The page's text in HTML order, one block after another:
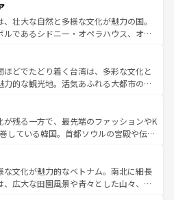
ズでは、音楽と美食が融合した独特の
はアメリカの各地域で異なる魅力を楽
多様性と豊かな歴史を感じることができ
だ。 なお、新着のアメリカ
一覧を参照してほしい。
。また、定番の観光地といえばオアフ
を求めるならマウイ島やカウアイ島が
ルドグリーンに輝く海をはじめ、豊かな
で訪れる人々を迎えてくれるハワイの
ーカルフードやハワイアンミュージッ
ダンスなど、すべてがハワイの魅力を彩
なお、新着のハワイ情報
を参照してほしい。
壮大な自然と多様な文化が魅力の国。
ルであるシドニー・オペラハウス、オー
央部にそびえるウルル（エアーズロッ
の美しい原生林やケアンズの熱帯雨林な
くさん。また、カフェやワイン、オージ
ィも充実しており、サーフィンやダイ
グなど、アウトドア好きにはたまらな
アの多彩な魅力を存分に味わいつくそ
ほどでたどり着く台湾は、多彩な文化と
力的な観光地。活気あふれる大都市の台
地帯である台湾東部など、都市の喧騒
共存しており、訪れる人に新しい発見と
くれる。また、奥深い台湾の食文化も魅
スイーツなど、バラエティ豊かな料理
える。 なお、新着の台湾情報は コンテンツ一覧を参
が残る一方で、最先端のファッションやK
している韓国。首都ソウルの宮殿や伝統
せば四季折々の自然美を楽しむことが
キムチや焼肉、絶品のストリートフード
韓国料理が待っている。夜には、韓国な
な文化が魅力的なベトナム。南北に細長
、広大な田園風景や青々とした山々、世